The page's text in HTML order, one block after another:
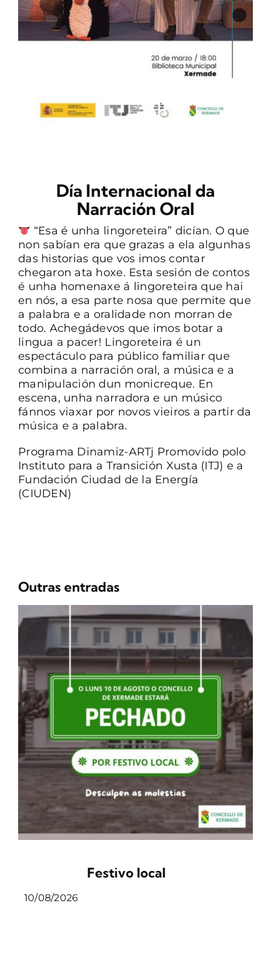
CONTACTO
Día Internacional da
Narración Oral
“Esa é unha lingoreteira” dicían. O que
non sabían era que grazas a ela algunhas
das historias que vos imos contar
chegaron ata hoxe. Esta sesión de contos
é unha homenaxe á lingoreteira que hai
en nós, a esa parte nosa que permite que
a palabra e a oralidade non morran de
todo. Achegádevos que imos botar a
lingua a pacer! Lingoreteira é un
espectáculo para público familiar que
combina a narración oral, a música e a
manipulación dun monicreque. En
escena, unha narradora e un músico
fánnos viaxar por novos vieiros a partir da
música e a palabra.
Programa Dinamiz-ARTj Promovido polo
Instituto para a Transición Xusta (ITJ) e a
Fundación Ciudad de la Energía
(CIUDEN)
Outras entradas
Festivo local
10/08/2026